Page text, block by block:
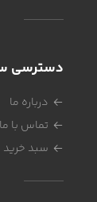
دسترسی
درباره ما
تماس با ما
سبد خرید